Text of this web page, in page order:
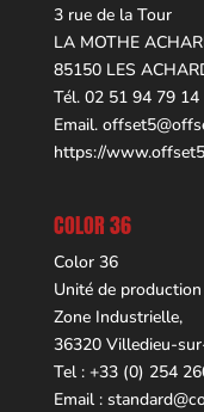
3 rue de la Tour
LA MOTHE
85150 LES
Tél. 02 51 94 79 14
Email.
https://
COLOR 36
Color 36
Unité de production
Zone Industrielle,
36320 Villedieu-
Tel : +33 (0) 254
Email :